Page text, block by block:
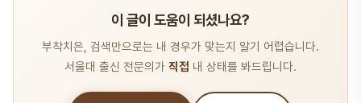
이 글이 도움이 되셨나요?
부착치은, 검색만으로는 내 경우가 맞는지 알기 어렵습니다.
서울대 출신 전문의가 직접 내 상태를 봐드립니다.